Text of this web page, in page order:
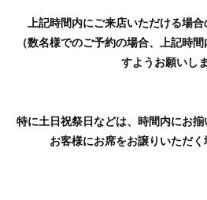
上記時間内にご来店いただける場合
（数名様でのご予約の場合、上記時
すようお願いし
特に土日祝祭日などは、時間内にお
お客様にお席をお譲りいただく